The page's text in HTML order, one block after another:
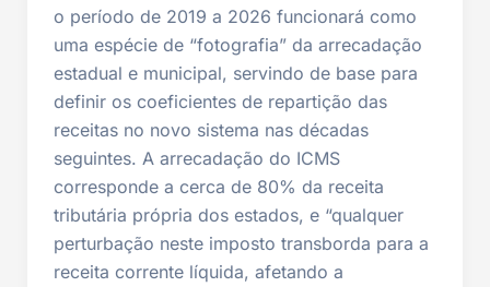
o período de 2019 a 2026 funcionará como
uma espécie de “fotografia” da arrecadação
estadual e municipal, servindo de base para
definir os coeficientes de repartição das
receitas no novo sistema nas décadas
seguintes. A arrecadação do ICMS
corresponde a cerca de 80% da receita
tributária própria dos estados, e “qualquer
perturbação neste imposto transborda para a
receita corrente líquida, afetando a